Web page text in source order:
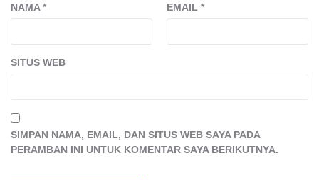
NAMA* EMAIL *
SITUS WEB
SIMPAN NAMA, EMAIL, DAN SITUS WEB SAYA PADA
PERAMBAN INI UNTUK KOMENTAR SAYA BERIKUTNYA.